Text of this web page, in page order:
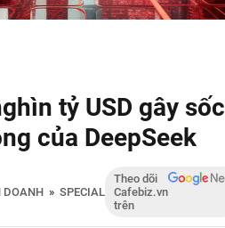
tỷ USD gây sốc
của DeepSeek
DOANH » SPECIAL
Theo dõi
Cafebiz.vn
trên